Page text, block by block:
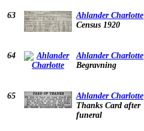
63
Ahlander Charlotte
Census 1920
64
Ahlander Charlotte
Begravning
65
Ahlander Charlotte
Thanks Card after
funeral